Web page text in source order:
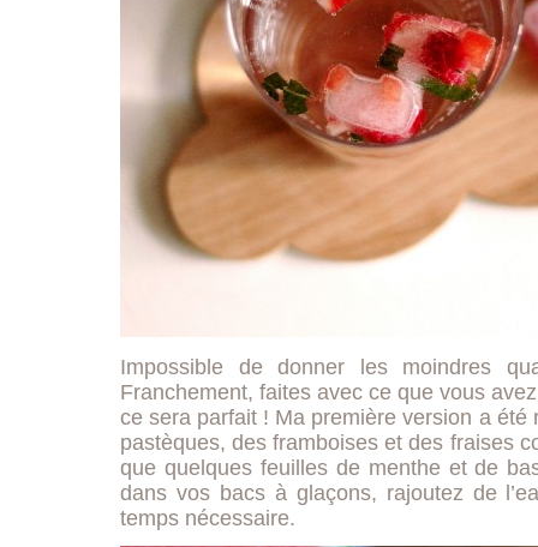
Impossible de donner les moindres
Franchement, faites avec ce que vous
ce sera parfait ! Ma première version a
pastèques, des framboises et des fraises
que quelques feuilles de menthe et de
dans vos bacs à glaçons, rajoutez de
temps nécessaire.